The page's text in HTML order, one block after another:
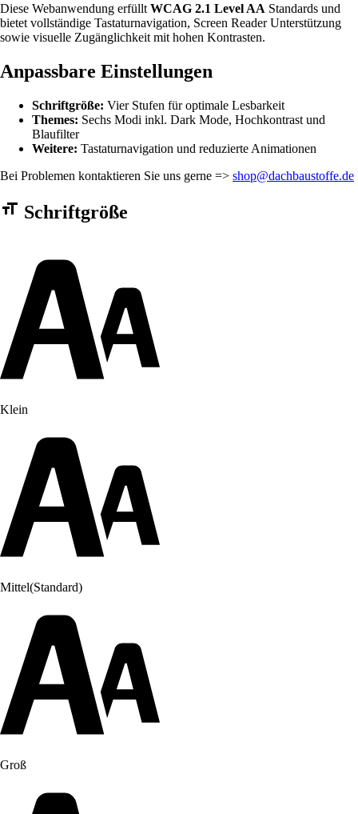
Diese Webanwendung erfüllt WCAG 2.1 Level AA Standards und
bietet vollständige Tastaturnavigation, Screen Reader Unterstützung
sowie visuelle Zugänglichkeit mit hohen Kontrasten.
Anpassbare Einstellungen
Schriftgröße: Vier Stufen für optimale Lesbarkeit
Themes: Sechs Modi inkl. Dark Mode, Hochkontrast und
Blaufilter
Weitere: Tastaturnavigation und reduzierte Animationen
Bei Problemen kontaktieren Sie uns gerne => shop@dachbaustoffe.de
Barrierefreiheit Einstellungen Formular
Schriftgröße
Klein
Mittel(Standard)
Groß